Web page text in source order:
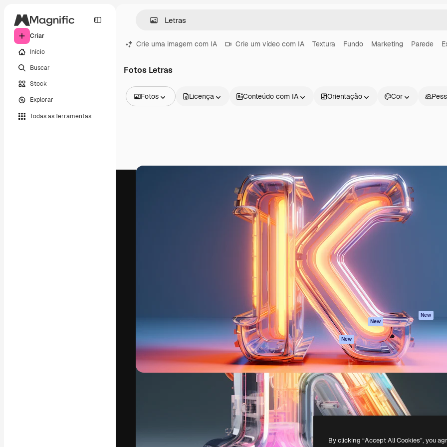
Criar
Início
Buscar
Stock
Explorar
Todas as ferramentas
Crie uma imagem com IA Crie um vídeo com IA Textura Fundo Marketing Parede
Fotos Letras
Fotos
Vídeos
Licença Conteúdo com IA Orientação Cor
A plataforma criativa para você direcionar
seu melhor trabalho. Mais de 1 milhão de
assinantes entre criativos, empresas,
Produtos
Spaces
Assistente de IA
Gerador de
imagens
Gerador de vídeos
Texto para voz
Conteúdo de stock
MCP para
Claude/ChatGPT
New
Agentes New
API
App móvel
Todas as
ferramentas
Começar
Originais
New
Política de
Central de
confiabilidade
Afiliados
Empresas
2026Freepik Company S.L.U. Todos os direitos reservados.
By clicking “Accept All Cookies”, you